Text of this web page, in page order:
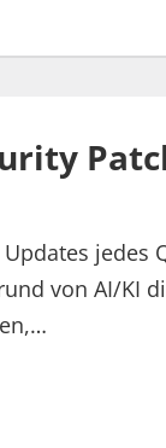
jedes
von AI/KI